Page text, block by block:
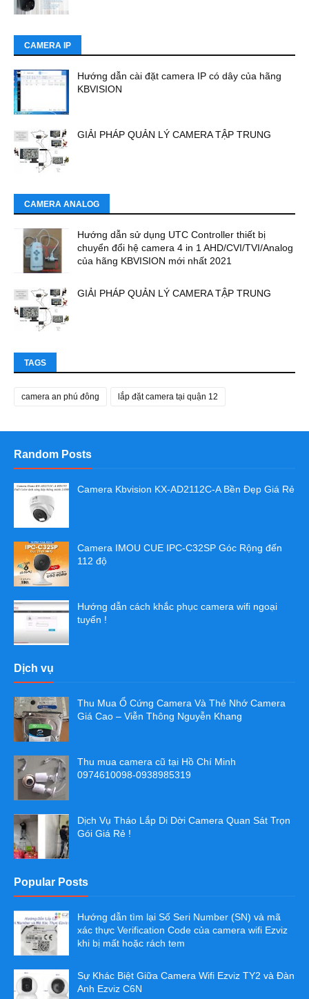
CAMERA IP
Hướng dẫn cài đặt camera IP có dây của hãng
KBVISION
GIẢI PHÁP QUẢN LÝ CAMERA TẬP TRUNG
CAMERA ANALOG
Hướng dẫn sử dụng UTC Controller thiết bị
chuyển đổi hệ camera 4 in 1 AHD/CVI/TVI/Analog
của hãng KBVISION mới nhất 2021
GIẢI PHÁP QUẢN LÝ CAMERA TẬP TRUNG
TAGS
camera an phú đông lắp đặt camera tại quận 12
Random Posts
Camera Kbvision KX-AD2112C-A Bền Đẹp Giá Rẻ
Camera IMOU CUE IPC-C32SP Góc Rộng đến
112 độ
Hướng dẫn cách khắc phục camera wifi ngoại
tuyến !
Dịch vụ
Thu Mua Ổ Cứng Camera Và Thẻ Nhớ Camera
Giá Cao – Viễn Thông Nguyễn Khang
Thu mua camera cũ tại Hồ Chí Minh
0974610098-0938985319
Dịch Vụ Tháo Lắp Di Dời Camera Quan Sát Trọn
Gói Giá Rẻ !
Popular Posts
Hướng dẫn tìm lại Số Seri Number (SN) và mã
xác thực Verification Code của camera wifi Ezviz
khi bị mất hoặc rách tem
Sự Khác Biệt Giữa Camera Wifi Ezviz TY2 và Đàn
Anh Ezviz C6N